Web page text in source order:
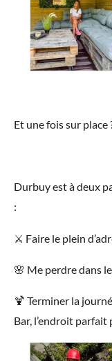
Et une fois sur place
Durbuy est à deux
:
⚔️ Faire le plein
🌸 Me perdre dans
🍹 Terminer la
Bar, l’endroit parfait